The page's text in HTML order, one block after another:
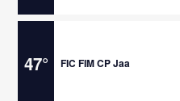
47° FIC FIM CP Jaa